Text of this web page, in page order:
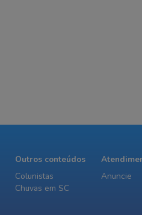
Outros conteúdos
Colunistas
Chuvas em SC
Anuncie